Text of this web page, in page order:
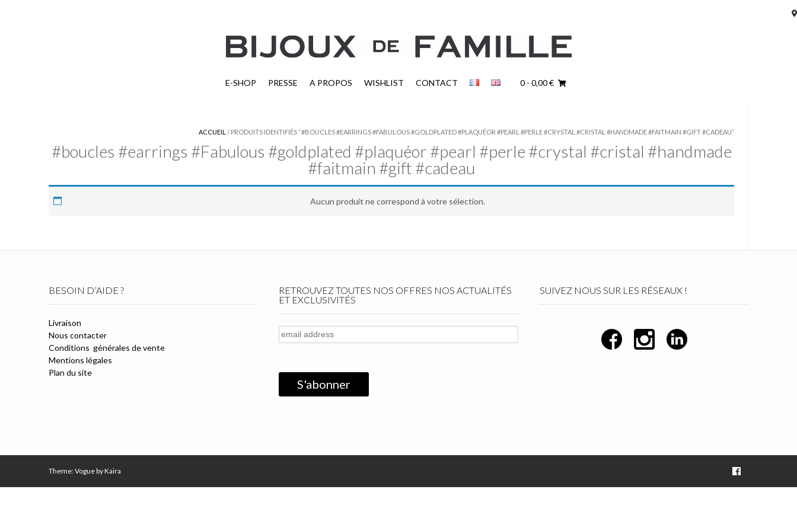
E-SHOP PRESSE A PROPOS WISHLIST CONTACT 0- 0,00 €
ACCUEIL / PRODUITS IDENTIFIÉS “#BOUCLES #EARRINGS #FABULOUS #GOLDPLATED #PLAQUÉOR #PEARL #PERLE #CRYSTAL #CRISTAL #HANDMADE #FAITMAIN #GIFT #CADEAU”
#boucles #earrings #Fabulous #goldplated #plaquéor #pearl #perle #crystal #cristal #handmade
#faitmain #gift #cadeau
Aucun produit ne correspond à votre sélection.
BESOIN D’AIDE ?
Livraison
Nous contacter
Conditions générales de vente
Mentions légales
Plan du site
RETROUVEZ TOUTES NOS OFFRES NOS ACTUALITÉS
ET EXCLUSIVITÉS
SUIVEZ NOUS SUR LES RÉSEAUX !
Theme: Vogue byKaira